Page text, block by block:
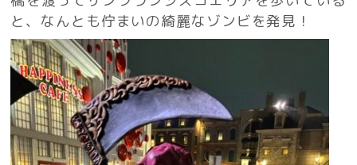
と、なんとも佇まいの綺麗なゾンビを発見！